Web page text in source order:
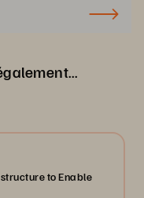
to Enable